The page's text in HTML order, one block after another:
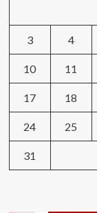
3 4
10 11
17 18
24 25
31